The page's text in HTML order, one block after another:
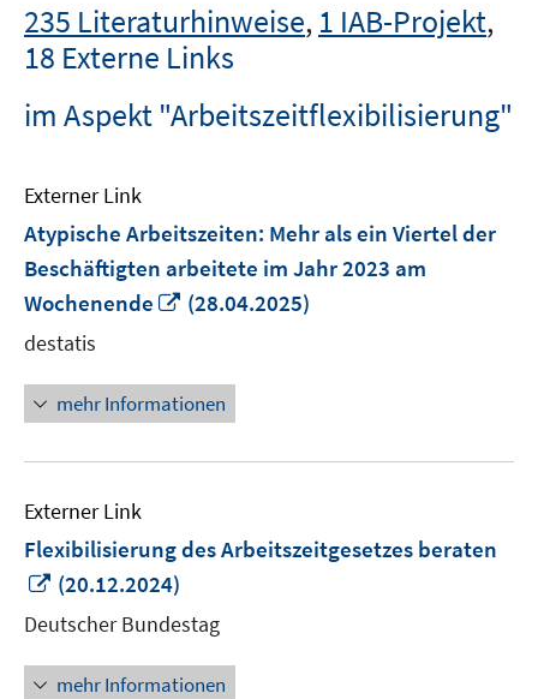
235 Literaturhinweise, 1 IAB-Projekt,
18 Externe Links
im Aspekt "Arbeitszeitflexibilisierung"
Externer Link
Atypische Arbeitszeiten: Mehr als ein Viertel der
Beschäftigten arbeitete im Jahr 2023 am
Wochenende
In
öffnen
(28.04.2025)
destatis
mehr Informationen
Externer Link
Flexibilisierung des Arbeitszeitgesetzes beraten
In
neuem
Fenster
öffnen
(20.12.2024)
Deutscher Bundestag
mehr Informationen